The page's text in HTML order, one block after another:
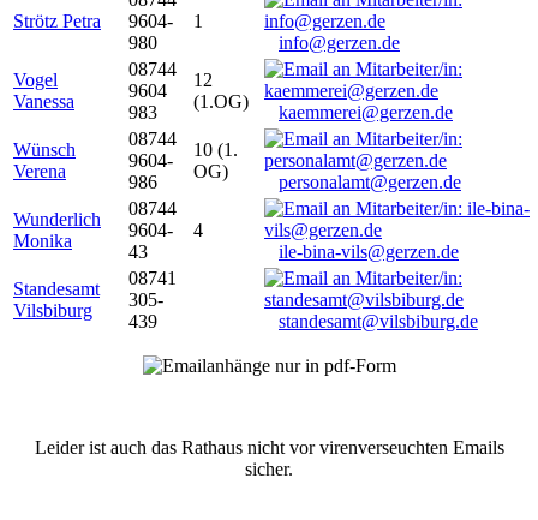
Strötz Petra
9604-
980
1
info@gerzen.de
Vogel
Vanessa
08744
9604
983
12
(1.OG)
kaemmerei@gerzen.de
Wünsch
Verena
08744
9604-
986
10 (1.
OG)
personalamt@gerzen.de
Wunderlich
Monika
08744
9604-
43
4
ile-bina-vils@gerzen.de
Standesamt
Vilsbiburg
08741
305-
439
standesamt@vilsbiburg.de
Leider ist auch das Rathaus nicht vor virenverseuchten Emails
sicher.